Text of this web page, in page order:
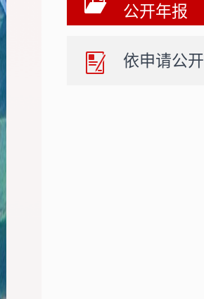
公开年报
依申请公开